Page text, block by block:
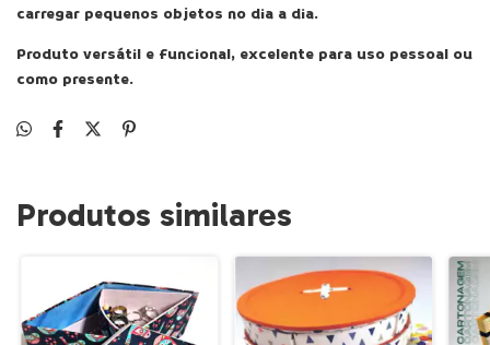
carregar pequenos objetos no dia a dia.
Produto versátil e funcional, excelente para uso pessoal ou
como presente.
Produtos similares